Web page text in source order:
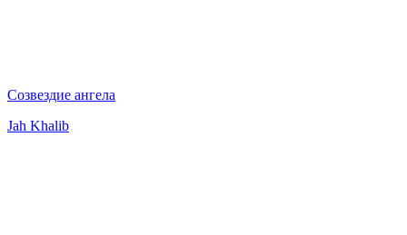
Созвездие ангела
Jah Khalib